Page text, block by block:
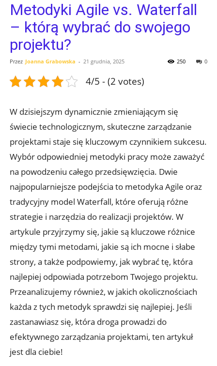
Metodyki Agile vs. Waterfall
– którą wybrać do swojego
projektu?
Przez Joanna Grabowska - 21 grudnia, 2025 0
250
4/5 - (2 votes)
W dzisiejszym dynamicznie zmieniającym się
świecie technologicznym, skuteczne zarządzanie
projektami staje się kluczowym czynnikiem sukcesu.
Wybór odpowiedniej metodyki pracy może zaważyć
na powodzeniu całego przedsięwzięcia. Dwie
najpopularniejsze podejścia to metodyka Agile oraz
tradycyjny model Waterfall, które oferują różne
strategie i narzędzia do realizacji projektów. W
artykule przyjrzymy się, jakie są kluczowe różnice
między tymi metodami, jakie są ich mocne i słabe
strony, a także podpowiemy, jak wybrać tę, która
najlepiej odpowiada potrzebom Twojego projektu.
Przeanalizujemy również, w jakich okolicznościach
każda z tych metodyk sprawdzi się najlepiej. Jeśli
zastanawiasz się, która droga prowadzi do
efektywnego zarządzania projektami, ten artykuł
jest dla ciebie!